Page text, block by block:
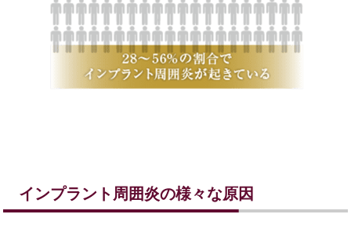
インプラント周囲炎の様々な原因